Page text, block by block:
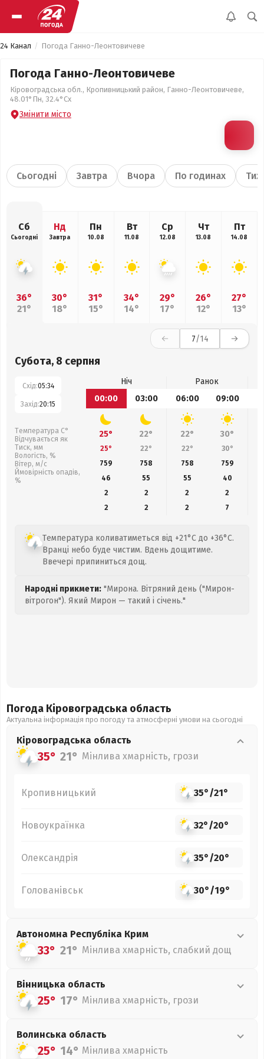
24 Канал Погода Ганно-Леонтовичеве
Погода Ганно-Леонтовичеве
Кіровоградська обл., Кропивницький район, Ганно-Леонтовичеве,
48.01°Пн, 32.4°Сх
Змінити місто
Сьогодні Завтра Вчора По годинах
Сб
Сьогодні
36°
21°
Нд
Завтра
30°
18°
Пн
10.08
31°
15°
Вт
11.08
34°
14°
Ср
12.08
29°
17°
Чт
13.08
26°
12°
Пт
14.08
27°
13°
7/14
Субота, 8 серпня
Схід:05:34
Захід:20:15
Температура С°
Відчувається як
Тиск, мм
Вологість, %
Вітер, м/с
Ймовірність опадів,
%
Ніч
Ранок
00:00
03:00 06:00 09:00
25° 22° 22° 30°
25° 22° 22° 30°
759
758 758 759
46
55 55 40
2
2 2
2
2
2 2 7
Температура коливатиметься від +21°C до +36°C.
Вранці небо буде чистим. Вдень дощитиме.
Ввечері припиниться дощ.
Народні прикмети: "Мирона. Вітряний день ("Мирон-
вітрогон"). Який Мирон — такий і січень."
Погода Кіровоградська область
Актуальна інформація про погоду та атмосферні умови на сьогодні
Кіровоградська область
35° 21° Мінлива хмарність, грози
Кропивницький 35°/21°
Новоукраїнка 32°/20°
Олександрія 35°/20°
Голованівськ 30°/19°
Автономна Республіка Крим
33° 21° Мінлива хмарність, слабкий дощ
Вінницька область
25° 17° Мінлива хмарність, грози
Волинська область
25° 14° Мінлива хмарність